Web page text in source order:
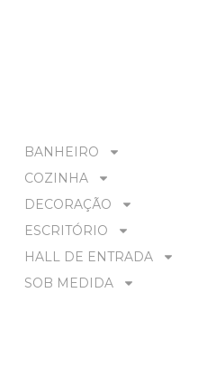
BANHEIRO
COZINHA
DECORAÇÃO
ESCRITÓRIO
HALL DE ENTRADA
SOB MEDIDA